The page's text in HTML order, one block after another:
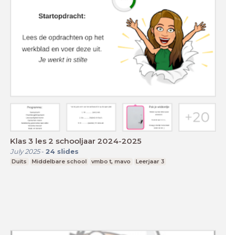
Klas 3 les 2 schooljaar 2024-2025
July 2025- 24 slides
Duits Middelbare school vmbo t, mavo Leerjaar 3